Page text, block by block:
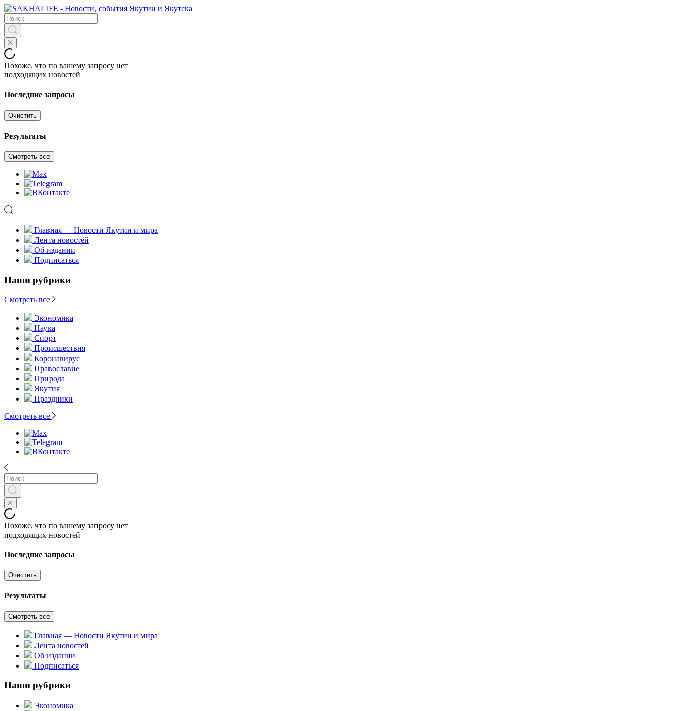
Похоже, что по вашему запросу нет
подходящих новостей
Последние запросы
Очистить
Результаты
Смотреть все
Главная — Новости Якутии и мира
Лента новостей
Об издании
Подписаться
Наши рубрики
Смотреть все
Экономика
Наука
Спорт
Происшествия
Коронавирус
Православие
Природа
Якутия
Праздники
Смотреть все
Похоже, что по вашему запросу нет
подходящих новостей
Последние запросы
Очистить
Результаты
Смотреть все
Главная — Новости Якутии и мира
Лента новостей
Об издании
Подписаться
Наши рубрики
Экономика